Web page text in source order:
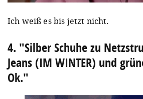
Ich weiß es bis jetzt nicht.
4. "Silber Schuhe zu
Jeans (IM WINTER) und
Ok."